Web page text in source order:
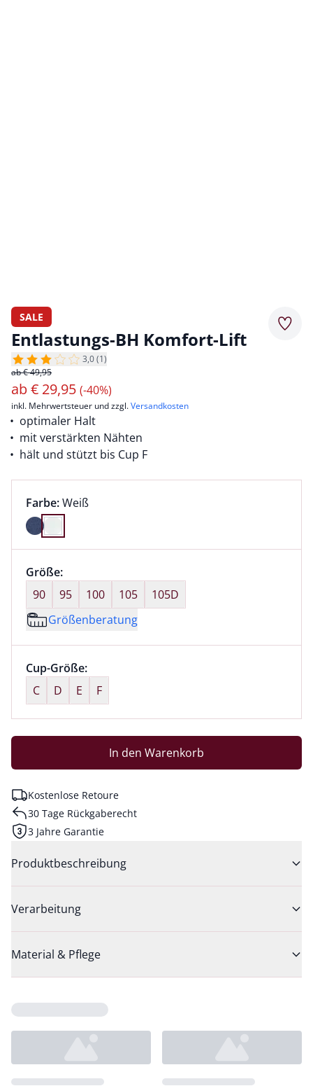
SALE
Entlastungs-BH Komfort-Lift
3,0 (1)
ab € 49,95
ab€ 29,95 (-40%)
inkl. Mehrwertsteuer und zzgl.Versandkosten
optimaler Halt
mit verstärkten Nähten
hält und stützt bis Cup F
Farbauswahl:
Farbe:aktuell ausgewählt:
Weiß
Farbe Weiß ausgewählt
Größenauswahl:
Größe:nichts ausgewählt
90
95 100 105
105D
Größenberatung
Größenauswahl:
Cup-Größe:nichts ausgewählt
C
D E F
In den Warenkorb
Kostenlose Retoure
30 Tage Rückgaberecht
3 Jahre Garantie
Produktbeschreibung
Verarbeitung
Material & Pflege